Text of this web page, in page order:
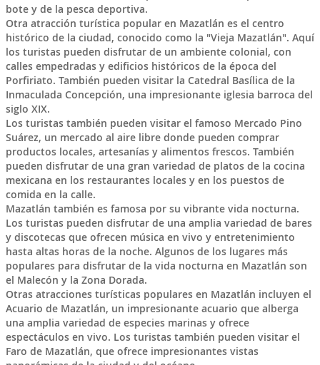
bote y de la pesca deportiva.
Otra atracción turística popular en Mazatlán es el centro
histórico de la ciudad, conocido como la "Vieja Mazatlán". Aquí
los turistas pueden disfrutar de un ambiente colonial, con
calles empedradas y edificios históricos de la época del
Porfiriato. También pueden visitar la Catedral Basílica de la
Inmaculada Concepción, una impresionante iglesia barroca del
siglo XIX.
Los turistas también pueden visitar el famoso Mercado Pino
Suárez, un mercado al aire libre donde pueden comprar
productos locales, artesanías y alimentos frescos. También
pueden disfrutar de una gran variedad de platos de la cocina
mexicana en los restaurantes locales y en los puestos de
comida en la calle.
Mazatlán también es famosa por su vibrante vida nocturna.
Los turistas pueden disfrutar de una amplia variedad de bares
y discotecas que ofrecen música en vivo y entretenimiento
hasta altas horas de la noche. Algunos de los lugares más
populares para disfrutar de la vida nocturna en Mazatlán son
el Malecón y la Zona Dorada.
Otras atracciones turísticas populares en Mazatlán incluyen el
Acuario de Mazatlán, un impresionante acuario que alberga
una amplia variedad de especies marinas y ofrece
espectáculos en vivo. Los turistas también pueden visitar el
Faro de Mazatlán, que ofrece impresionantes vistas